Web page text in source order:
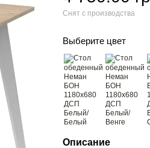
Снят с производства
Выберите цвет
Описание